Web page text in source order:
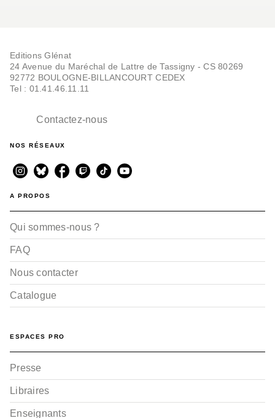
Editions Glénat
24 Avenue du Maréchal de Lattre de Tassigny - CS 80269
92772 BOULOGNE-BILLANCOURT CEDEX
Tel : 01.41.46.11.11
Contactez-nous
NOS RÉSEAUX
A PROPOS
Qui sommes-nous ?
FAQ
Nous contacter
Catalogue
ESPACES PRO
Presse
Libraires
Enseignants